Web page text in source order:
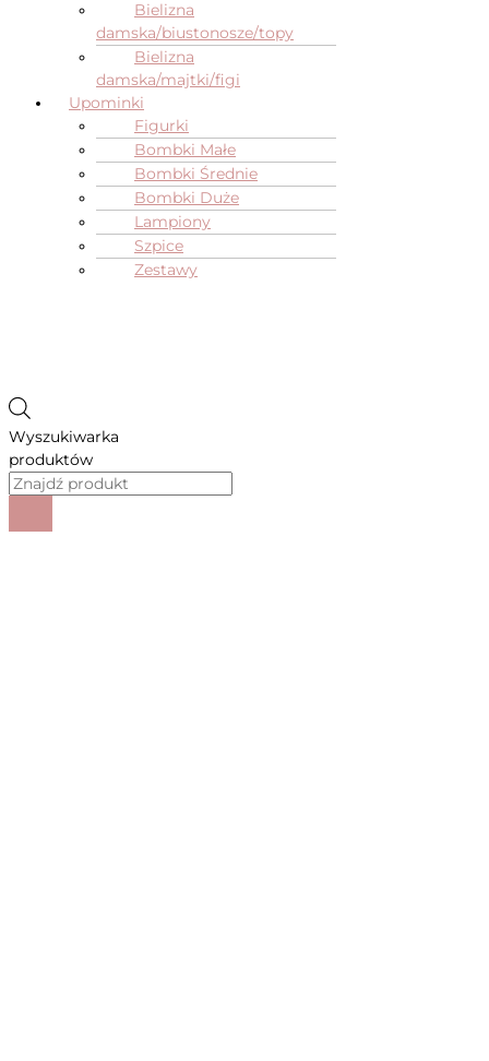
Bielizna
damska/biustonosze/topy
Bielizna
damska/majtki/figi
Upominki
Figurki
Bombki Małe
Bombki Średnie
Bombki Duże
Lampiony
Szpice
Zestawy
Wyszukiwarka
produktów